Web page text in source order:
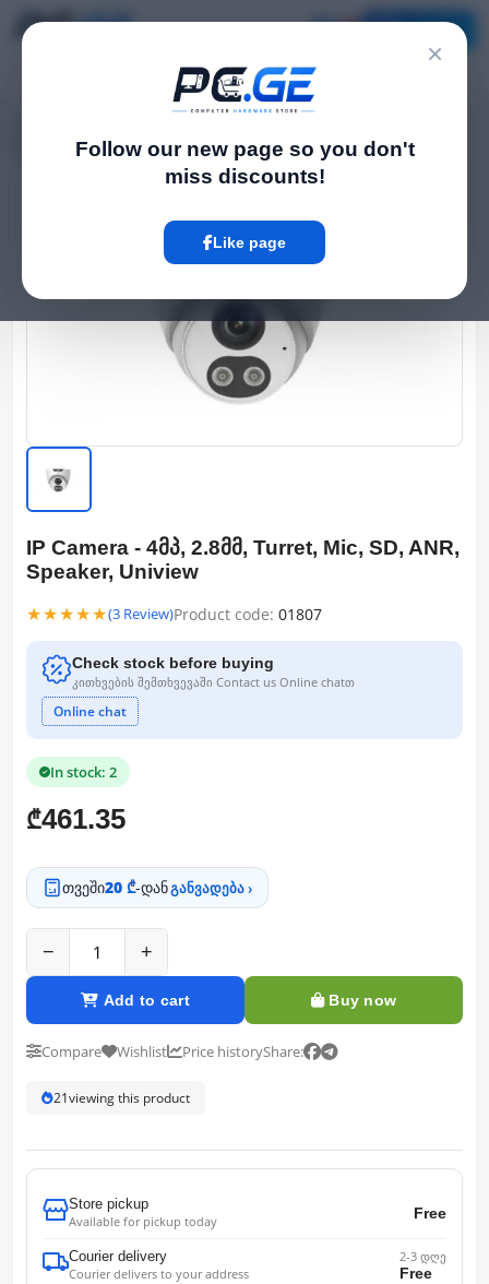
×
Follow our new page so you don't
miss discounts!
Like page
IP Camera - 4მპ, 2.8მმ, Turret, Mic, SD, ANR, Speaker, Uniview
IP Camera - 4მპ, 2.8მმ, Turret, Mic, SD, ANR,
Speaker, Uniview
★★★★★(3 Review)Product code: 01807
Check stock before buying
კითხვების შემთხვევაში Contact us Online chatთ
Online chat
In stock: 2
₾461.35
თვეში20 ₾-დანგანვადება ›
− +
Add to cart Buy now
Compare Wishlist Price historyShare:
21viewing this product
Store pickup
Available for pickup today
Free
Courier delivery
Courier delivers to your address
2-3 დღე
Free